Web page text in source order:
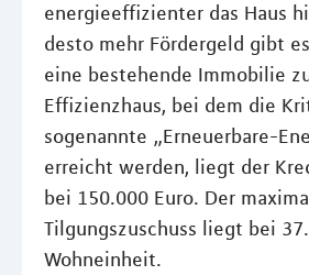
energieeffizienter das Haus
desto mehr Fördergeld gibt
eine bestehende Immobilie
Effizienzhaus, bei dem die
sogenannte „Erneuerbare-
erreicht werden, liegt der
bei 150.000 Euro. Der
Tilgungszuschuss liegt bei
Wohneinheit.